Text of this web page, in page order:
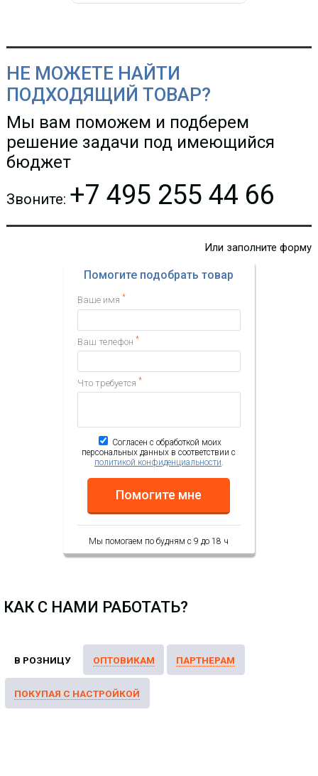
НЕ МОЖЕТЕ НАЙТИ
ПОДХОДЯЩИЙ ТОВАР?
Мы вам поможем и подберем
решение задачи под имеющийся
бюджет
Звоните: +7 495 255 44 66
Или заполните форму
Помогите подобрать товар
Ваше имя *
Ваш телефон *
Что требуется *
Согласен с обработкой моих
персональных данных в соответствии с
политикой конфиденциальности.
Помогите мне
Мы помогаем по будням с 9 до 18 ч
КАК С НАМИ РАБОТАТЬ?